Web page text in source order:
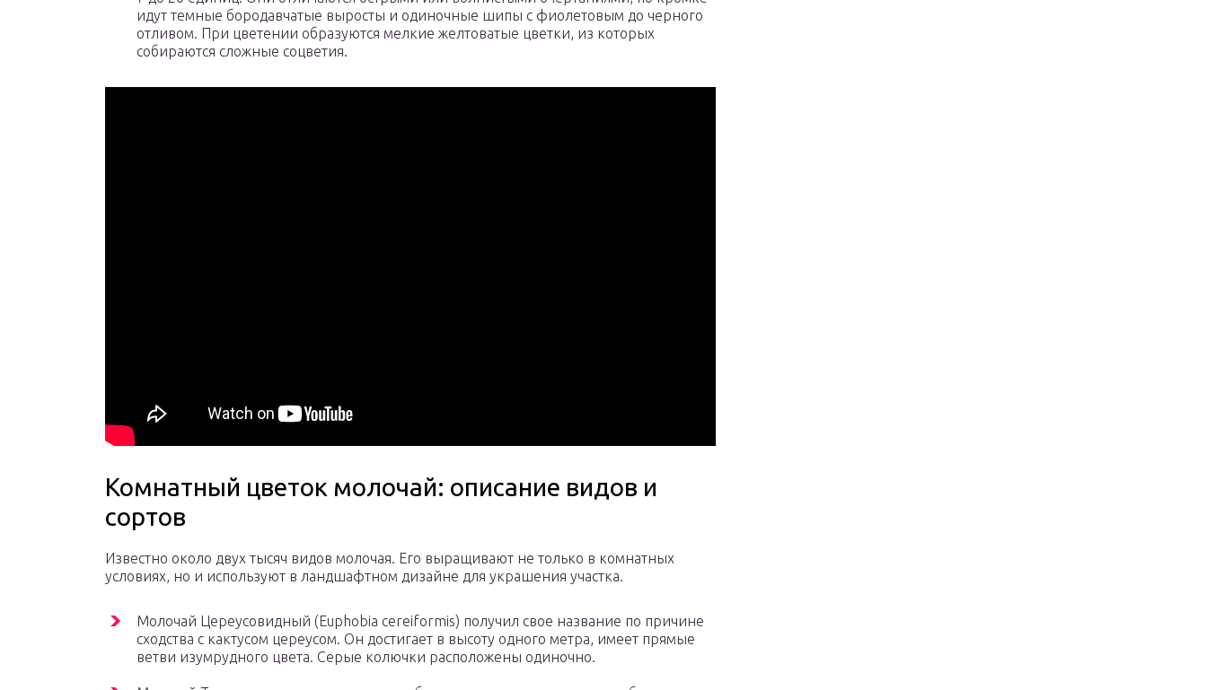
идут темные бородавчатые выросты и одиночные шипы с фиолетовым до черного
отливом. При цветении образуются мелкие желтоватые цветки, из которых
собираются сложные соцветия.
Комнатный цветок молочай: описание видов и
сортов
Известно около двух тысяч видов молочая. Его выращивают не только в комнатных
условиях, но и используют в ландшафтном дизайне для украшения участка.
Молочай Цереусовидный (Euphobia cereiformis) получил свое название по причине
сходства с кактусом цереусом. Он достигает в высоту одного метра, имеет прямые
ветви изумрудного цвета. Серые колючки расположены одиночно.